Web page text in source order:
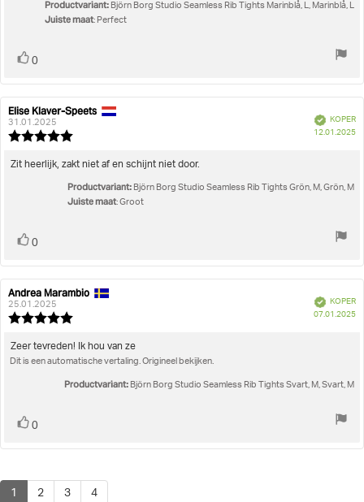
Productvariant: Björn Borg Studio Seamless Rib Tights Marinblå, L, Marinblå, L
Juiste maat: Perfect
Stem
0
Auteur
van
deze
beoordeling:
Elise Klaver-Speets
31.01.2025
uit
sterren
Geverifieerd
KOPER
12.01.2025
Beoordelingstekst:
Zit heerlijk, zakt niet af en schijnt niet door.
Productvariant: Björn Borg Studio Seamless Rib Tights Grön, M, Grön, M
Juiste maat: Groot
Stem
0
Auteur
van
deze
beoordeling:
Andrea Marambio
25.01.2025
uit
Geverifieerd
KOPER
07.01.2025
Beoordelingstekst:
Zeer tevreden! Ik hou van ze
Dit is een automatische vertaling. Origineel bekijken.
Productvariant: Björn Borg Studio Seamless Rib Tights Svart, M, Svart, M
Stem
0
1 2 3 4